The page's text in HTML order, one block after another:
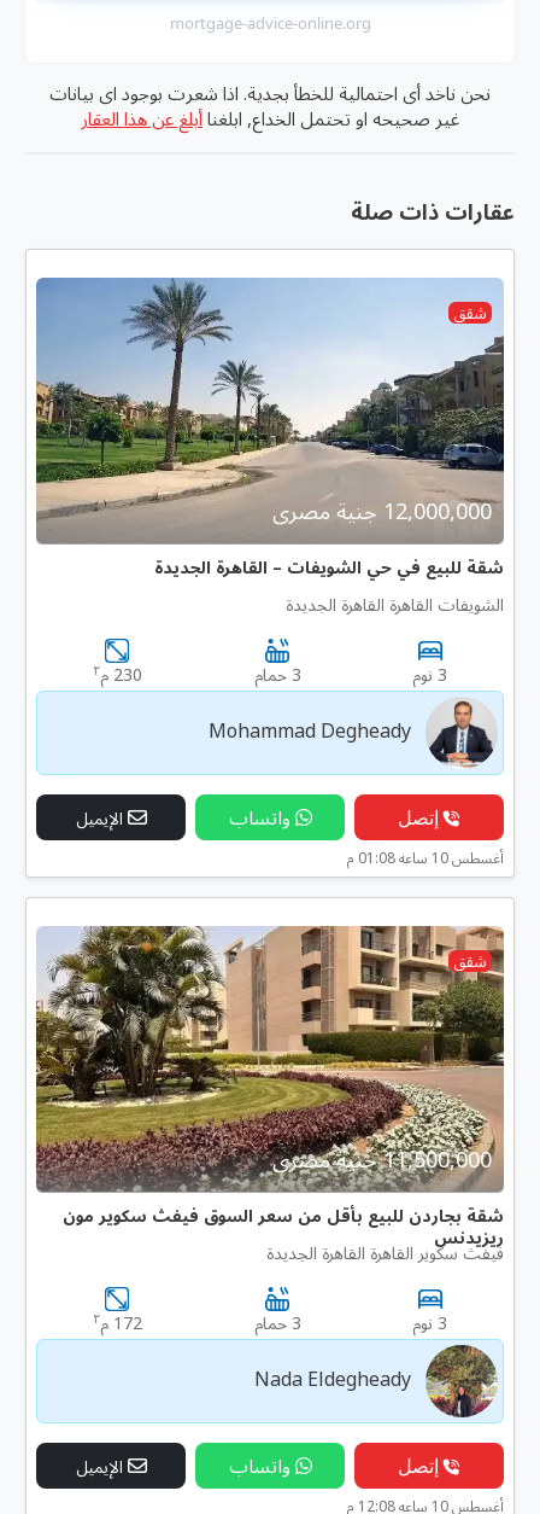
mortgage-advice-online.org
نحن ناخد أى احتمالية للخطأ بجدية. اذا شعرت بوجود اى بيانات
غير صحيحه او تحتمل الخداع, ابلغنا أبلغ عن هذا العقار
عقارات ذات صلة
شقق
12,000,000 جنية مصرى
شقة للبيع في حي الشويفات – القاهرة الجديدة
الشويفات القاهرة القاهرة الجديدة
3 نوم 3 حمام 230 م ٢
Mohammad Degheady
إتصل واتساب الإيميل
أغسطس 10 ساعه 01:08 م
شقق
11,500,000 جنية مصرى
شقة بجاردن للبيع بأقل من سعر السوق فيفث سكوير مون
ريزيدنس
فيفث سكوير القاهرة القاهرة الجديدة
3 نوم 3 حمام 172 م ٢
Nada Eldegheady
إتصل واتساب الإيميل
أغسطس 10 ساعه 12:08 م